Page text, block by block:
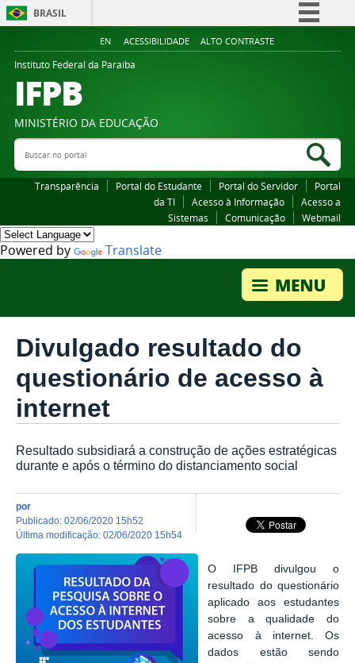
BRASIL
Simplifique!
Legislação
EN ACESSIBILIDADE ALTO CONTRASTE
Instituto Federal da Paraiba
IFPB
MINISTÉRIO DA EDUCAÇÃO
Buscar no portal
Transparência Portal do Estudante Portal do Servidor
Portal
da TI
Acesso à Informação
Acesso a
Sistemas
Comunicação Webmail
Powered by Translate
Divulgado resultado do
questionário de acesso à
internet
Resultado subsidiará a construção de ações estratégicas
durante e após o término do distanciamento social
por
publicado: 02/06/2020 15h52
última modificação: 02/06/2020 15h54
O IFPB divulgou o
resultado do questionário
aplicado aos estudantes
sobre a qualidade do
acesso à internet. Os
dados estão sendo